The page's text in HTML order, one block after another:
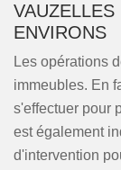
ENVIRONS
Les opérations
immeubles. En
s'effectuer pour
est également
d'intervention